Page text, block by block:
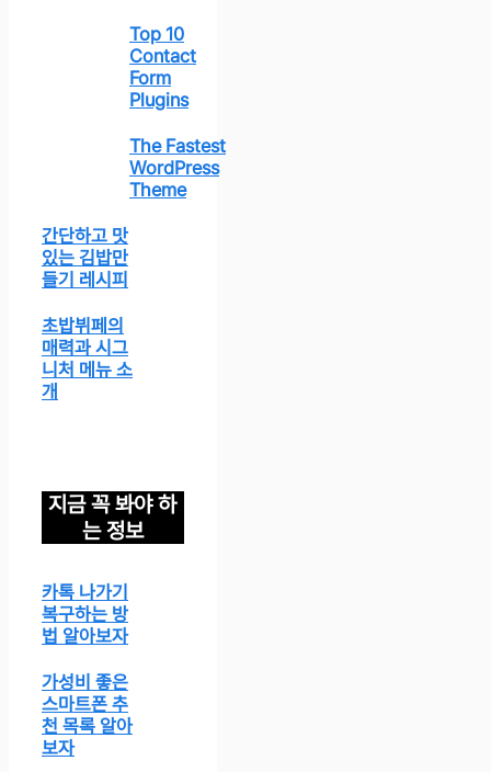
Top 10
Contact
Form
Plugins
The Fastest
WordPress
Theme
간단하고 맛
있는 김밥만
들기 레시피
초밥뷔페의
매력과 시그
니처 메뉴 소
개
지금 꼭 봐야 하
는 정보
카톡 나가기
복구하는 방
법 알아보자
가성비 좋은
스마트폰 추
천 목록 알아
보자